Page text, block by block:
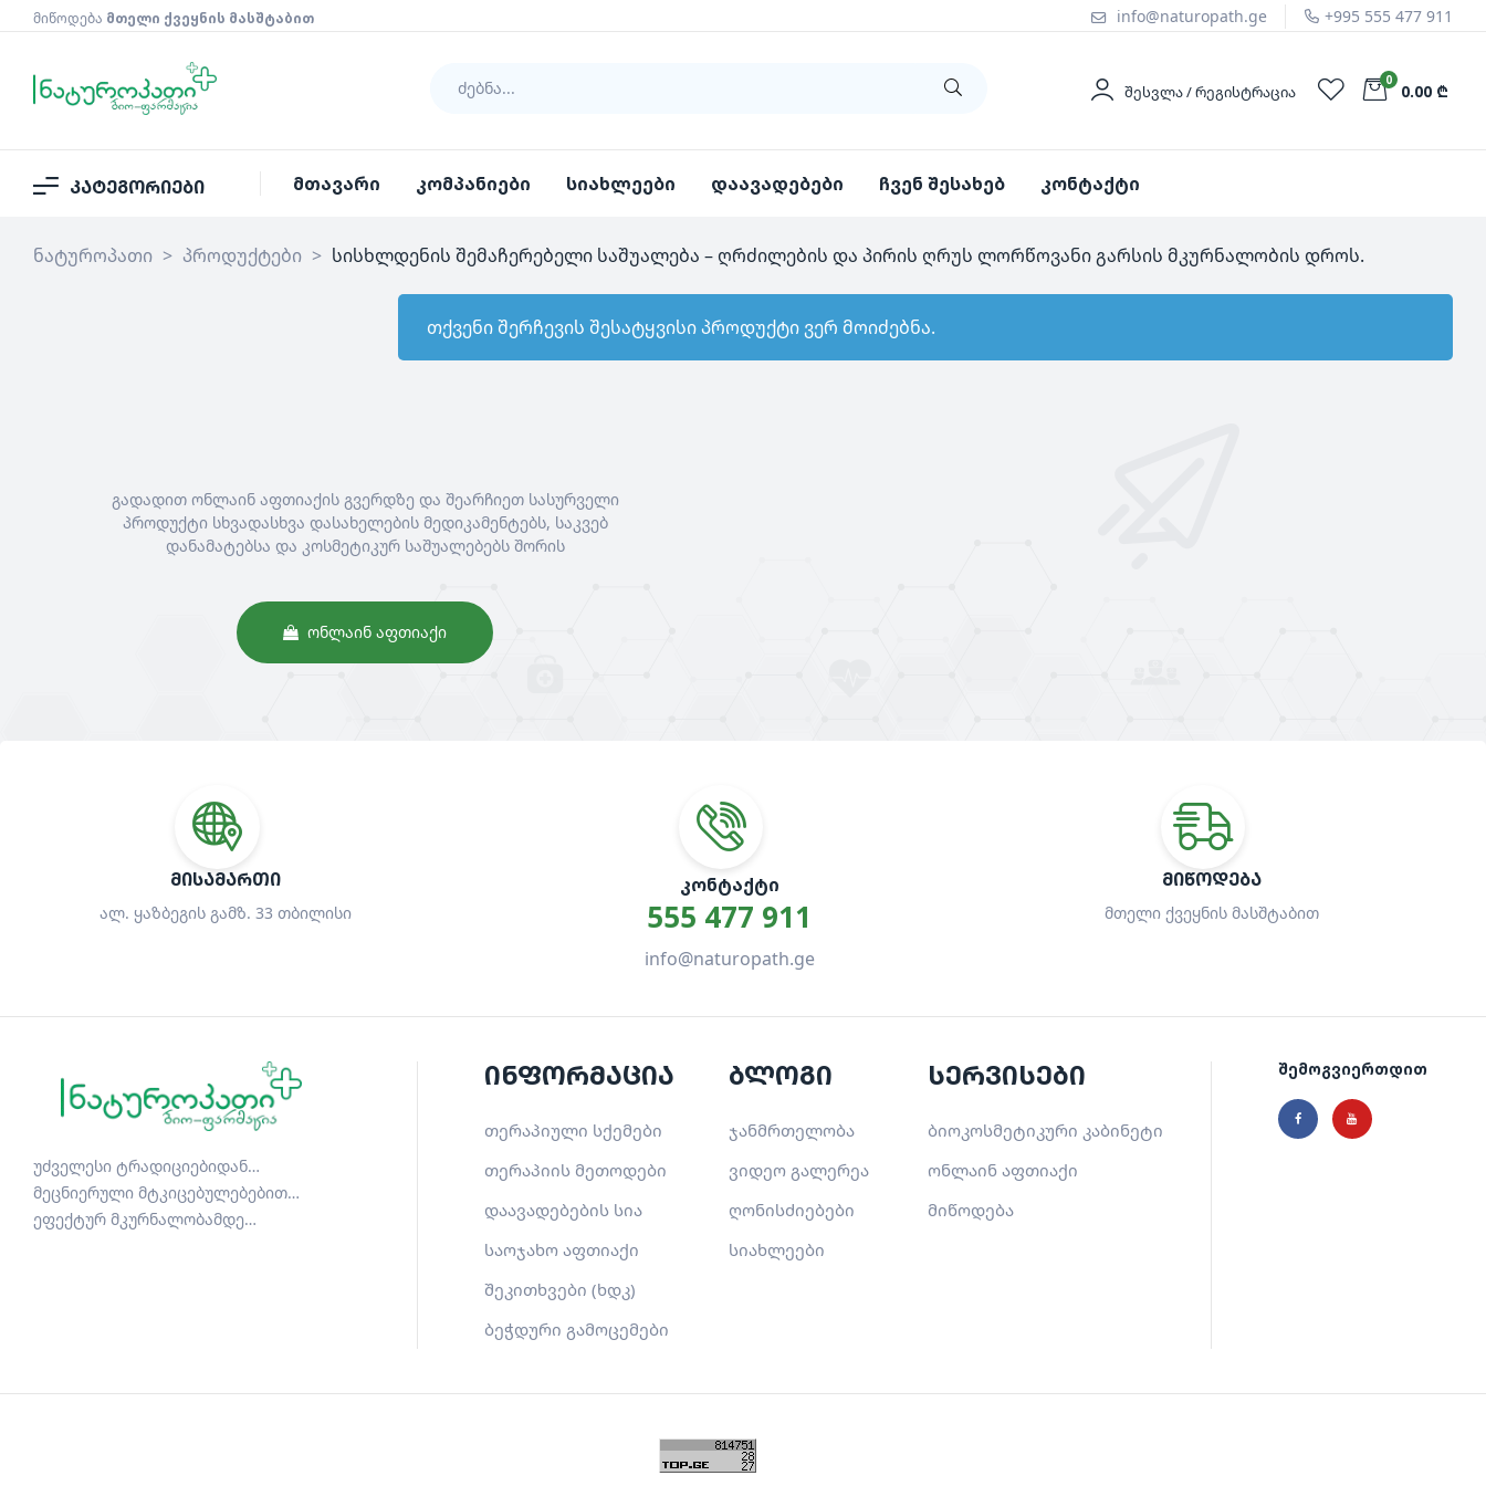
მიწოდება მთელი ქვეყნის მასშტაბით info@naturopath.ge +995 555 477 911
ᲨᲔᲡᲕᲚᲐ / ᲠᲔᲒᲘᲡᲢᲠᲐᲪᲘᲐ
0
0.00 ₾
კატეგორიები მთავარი კომპანიები სიახლეები დაავადებები ჩვენ შესახებ კონტაქტი
ნატუროპათი > პროდუქტები > სისხლდენის შემაჩერებელი საშუალება – ღრძილების და პირის ღრუს ლორწოვანი გარსის მკურნალობის დროს.
თქვენი შერჩევის შესატყვისი პროდუქტი ვერ მოიძებნა.
გადადით ონლაინ აფთიაქის გვერდზე და შეარჩიეთ სასურველი
პროდუქტი სხვადასხვა დასახელების მედიკამენტებს, საკვებ
დანამატებსა და კოსმეტიკურ საშუალებებს შორის
ᲝᲜᲚᲐᲘᲜ ᲐᲤᲗᲘᲐᲥᲘ
ᲛᲘᲡᲐᲛᲐᲠᲗᲘ
ალ. ყაზბეგის გამზ. 33 თბილისი
ᲙᲝᲜᲢᲐᲥᲢᲘ
555 477 911
info@naturopath.ge
ᲛᲘᲬᲝᲓᲔᲑᲐ
მთელი ქვეყნის მასშტაბით
უძველესი ტრადიციებიდან…
მეცნიერული მტკიცებულებებით…
ეფექტურ მკურნალობამდე…
ინფორმაცია
თერაპიული სქემები
თერაპიის მეთოდები
დაავადებების სია
საოჯახო აფთიაქი
შეკითხვები (ხდკ)
ბეჭდური გამოცემები
ბლოგი
ჯანმრთელობა
ვიდეო გალერეა
ღონისძიებები
სიახლეები
სერვისები
ბიოკოსმეტიკური კაბინეტი
ონლაინ აფთიაქი
მიწოდება
შემოგვიერთდით